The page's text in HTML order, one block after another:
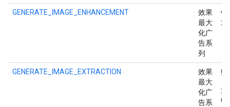
GENERATE_IMAGE_ENHANCEMENT
效果
最大
化广
告系
列
针
对
GENERATE_IMAGE_EXTRACTION
效果
最大
化广
告系
账
注